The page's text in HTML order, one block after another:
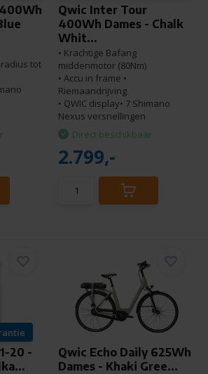
tot
Qwic Inter Tour
400Wh Dames - Chalk
Whit...
• Krachtige Bafang
middenmotor (80Nm)
• Accu in frame •
Riemaandrijving
• QWIC display• 7 Shimano
Nexus versnellingen
Direct beschikbaar
2.799,-
20 -
Qwic Echo Daily 625Wh
Dames - Khaki Gree...